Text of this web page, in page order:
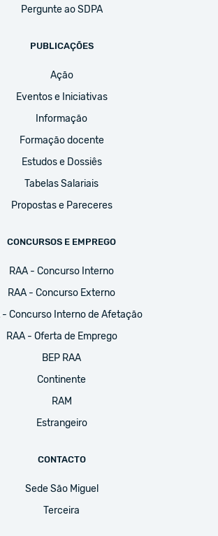
Pergunte ao SDPA
PUBLICAÇÕES
Ação
Eventos e Iniciativas
Informação
Formação docente
Estudos e Dossiês
Tabelas Salariais
Propostas e Pareceres
CONCURSOS E EMPREGO
RAA - Concurso Interno
RAA - Concurso Externo
- Concurso Interno de Afetação
RAA - Oferta de Emprego
BEP RAA
Continente
RAM
Estrangeiro
CONTACTO
Sede São Miguel
Terceira